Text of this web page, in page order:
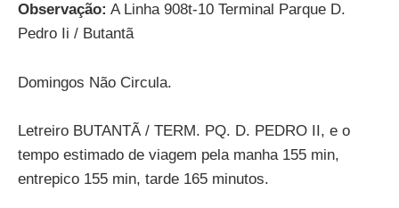
Observação: A Linha 908t-10 Terminal Parque D.
Pedro Ii / Butantã
Domingos Não Circula.
Letreiro BUTANTÃ / TERM. PQ. D. PEDRO II, e o
tempo estimado de viagem pela manha 155 min,
entrepico 155 min, tarde 165 minutos.